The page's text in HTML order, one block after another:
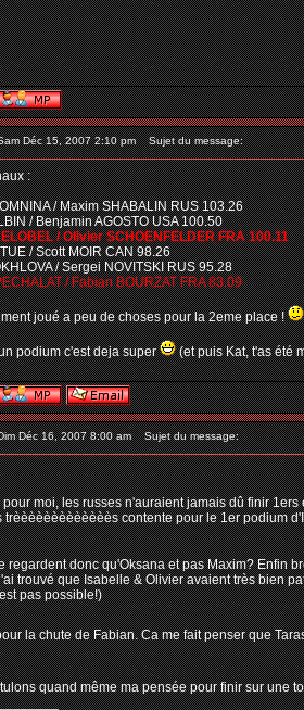
Déc 15, 2007 2:10 pm Sujet du message:
:
/ Maxim SHABALIN RUS 103.26
/ Benjamin AGOSTO USA 100.50
/ Olivier SCHOENFELDER FRA 100.11
/ Scott MOIR CAN 98.26
/ Sergei NOVITSKI RUS 95.28
/ Fabian BOURZAT FRA 83.09
joué a peu de choses pour la 2eme place !
podium c'est deja super (et puis Kat, t'as été
Déc 16, 2007 8:00 am Sujet du message:
moi, les russes n'auraient jamais dû finir
trèèèèèèèèèèèèès contente pour le 1er podium
regardent donc qu'Oksana et pas Maxim? Enfin
trouvé que Isabelle & Olivier avaient très bien
pas possible!)
la chute de Fabian. Ca me fait penser que
quand même ma pensée pour finir sur une